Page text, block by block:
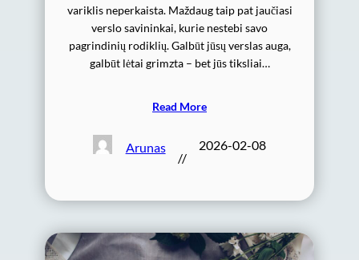
variklis neperkaista. Maždaug taip pat jaučiasi
verslo savininkai, kurie nestebi savo
pagrindinių rodiklių. Galbūt jūsų verslas auga,
galbūt lėtai grimzta – bet jūs tiksliai…
Read More
Arunas
//
2026-02-08